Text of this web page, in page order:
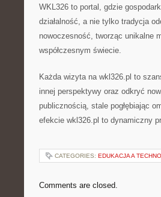
WKL326 to portal, gdzie
działalność, a nie tylko tradycja
nowoczesność, tworząc unikalne
współczesnym świecie.
Każda wizyta na wkl326.pl to
innej perspektywy oraz odkryć
publicznością, stale pogłębiając
efekcie wkl326.pl to dynamiczny
CATEGORIES: EDUKACJA A
Comments are closed.